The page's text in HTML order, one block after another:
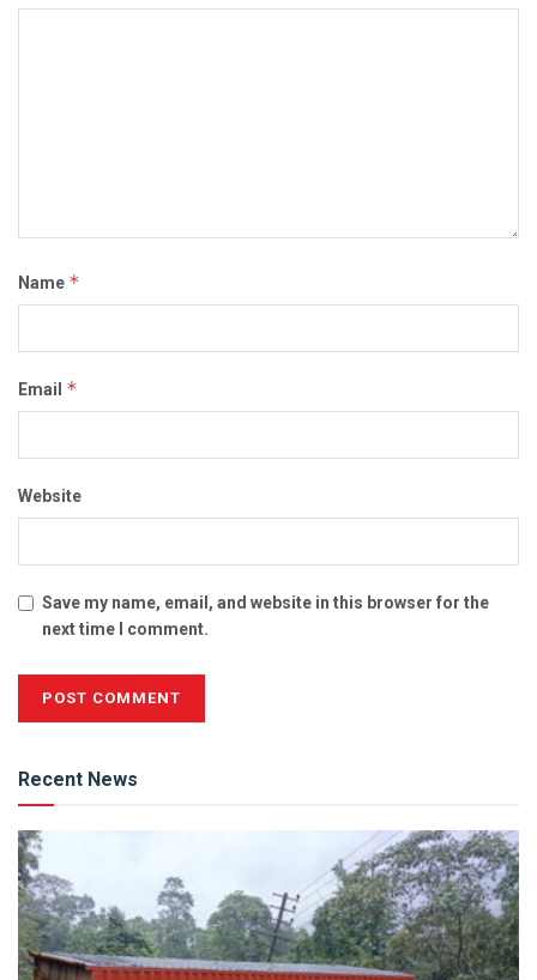
Name *
Email *
Website
Save my name, email, and website in this browser for the
next time I comment.
Recent News